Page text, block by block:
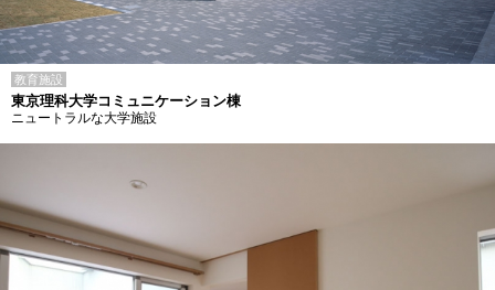
教育施設
東京理科大学コミュニケーション棟
ニュートラルな大学施設